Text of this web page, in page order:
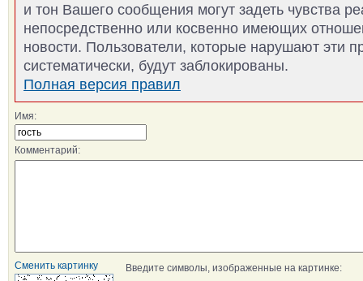
и тон Вашего сообщения могут задеть чувства
непосредственно или косвенно имеющих
новости. Пользователи, которые нарушают эти
систематически, будут заблокированы.
Полная версия правил
Имя:
Комментарий:
Сменить картинку Введите символы, изображенные на картинке: